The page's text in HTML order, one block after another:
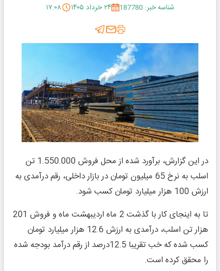
شناسه خبر: 187780
۲۴ خرداد ۱۴۰۵ ۱۷:۰۸
در این گزارش، برآورد شده از محل فروش 1.550.000 تن
اسلب به نرخ 65 میلیون تومان در بازار داخلی، رقم درآمدی به
ارزش 100 هزار میلیارد تومان کسب شود.
تا به اینجای کار با گذشت 2 ماه اردیبهشت ماه و فروش 201
هزار تن اسلب، درآمدی به ارزش 12.6 هزار میلیارد تومان
کسب شده که خب تقریبا 12.5درصد از رقم درآمد بودجه شده
را محقق کرده است.